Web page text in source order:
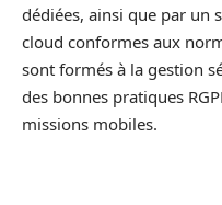
dédiées, ainsi que par un
cloud conformes aux
sont formés à la gestion
des bonnes pratiques
missions mobiles.